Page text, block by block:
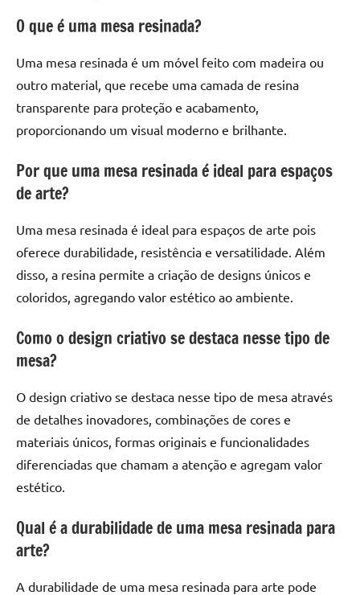
O que é uma mesa resinada?
Uma mesa resinada é um móvel feito com madeira ou
outro material, que recebe uma camada de resina
transparente para proteção e acabamento,
proporcionando um visual moderno e brilhante.
Por que uma mesa resinada é ideal para espaços
de arte?
Uma mesa resinada é ideal para espaços de arte pois
oferece durabilidade, resistência e versatilidade. Além
disso, a resina permite a criação de designs únicos e
coloridos, agregando valor estético ao ambiente.
Como o design criativo se destaca nesse tipo de
mesa?
O design criativo se destaca nesse tipo de mesa através
de detalhes inovadores, combinações de cores e
materiais únicos, formas originais e funcionalidades
diferenciadas que chamam a atenção e agregam valor
estético.
Qual é a durabilidade de uma mesa resinada para
arte?
A durabilidade de uma mesa resinada para arte pode